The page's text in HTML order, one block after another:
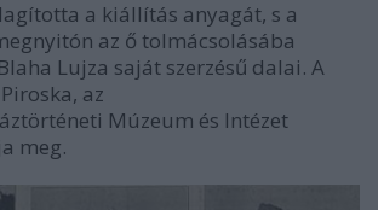
a kiállítás anyagát, s a
az ő tolmácsolásába
Lujza saját szerzésű dalai. A
az
Múzeum és Intézet
meg.